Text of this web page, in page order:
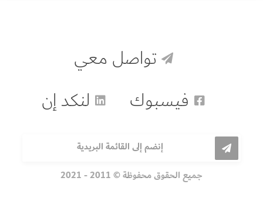
تواصل معي
فيسبوك
لنكد إن
إنضم إلى القائمة البريدية
جميع الحقوق محفوظة © 2011 - 2021